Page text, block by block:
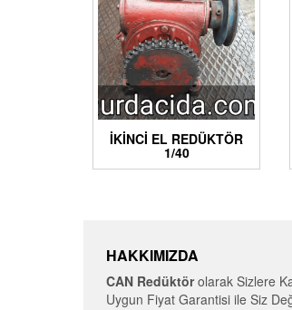
İKINCI EL REDÜKTÖR
1/40
HAKKIMIZDA
CAN Redüktörolarak Sizlere
Uygun Fiyat Garantisi ile Siz